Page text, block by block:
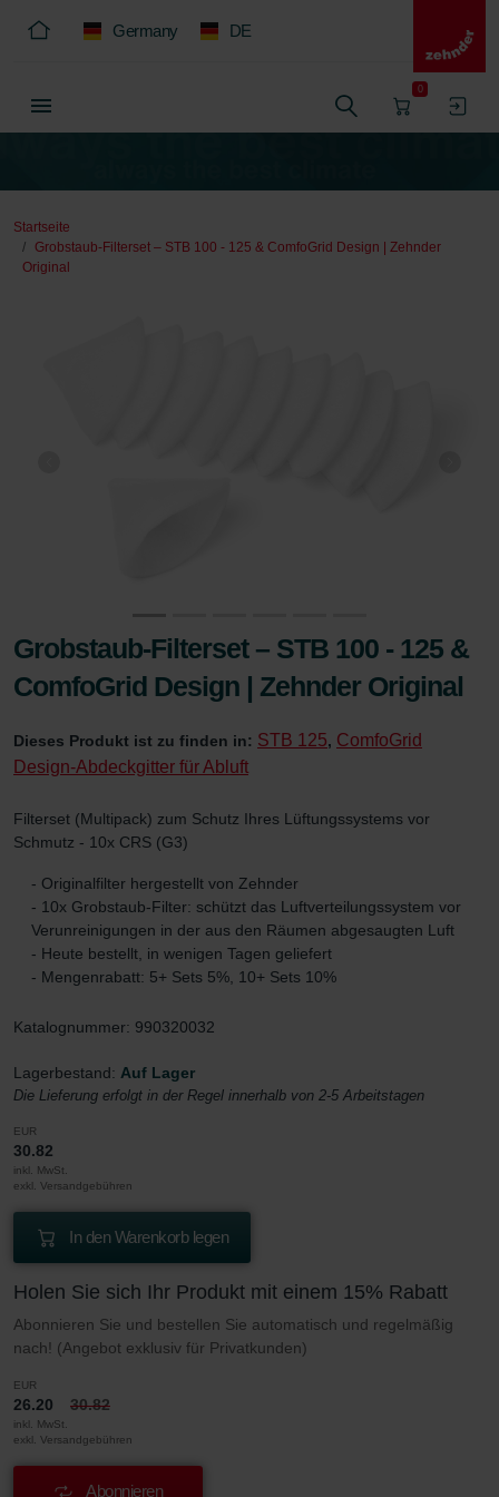
Germany DE
0
Startseite
Grobstaub-Filterset – STB 100 - 125 & ComfoGrid Design | Zehnder
Original
Grobstaub-Filterset – STB 100 - 125 &
ComfoGrid Design | Zehnder Original
Dieses Produkt ist zu finden in: STB 125, ComfoGrid
Design-Abdeckgitter für Abluft
Filterset (Multipack) zum Schutz Ihres Lüftungssystems vor
Schmutz - 10x CRS (G3)
- Originalfilter hergestellt von Zehnder
- 10x Grobstaub-Filter: schützt das Luftverteilungssystem vor
Verunreinigungen in der aus den Räumen abgesaugten Luft
- Heute bestellt, in wenigen Tagen geliefert
- Mengenrabatt: 5+ Sets 5%, 10+ Sets 10%
Katalognummer: 990320032
Lagerbestand: Auf Lager
Die Lieferung erfolgt in der Regel innerhalb von 2-5 Arbeitstagen
EUR
30.82
inkl. MwSt.
exkl. Versandgebühren
In den Warenkorb legen
Holen Sie sich Ihr Produkt mit einem 15% Rabatt
Abonnieren Sie und bestellen Sie automatisch und regelmäßig
nach! (Angebot exklusiv für Privatkunden)
EUR
26.20 30.82
inkl. MwSt.
exkl. Versandgebühren
Abonnieren